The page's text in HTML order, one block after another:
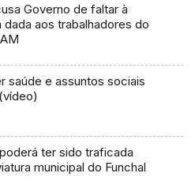
Governo de faltar à
dada aos trabalhadores do
saúde e assuntos sociais
ter sido traficada
municipal do Funchal